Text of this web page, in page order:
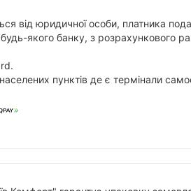
від юридичної особи, платника
якого банку, з розрахункового
пунктів де є термінали